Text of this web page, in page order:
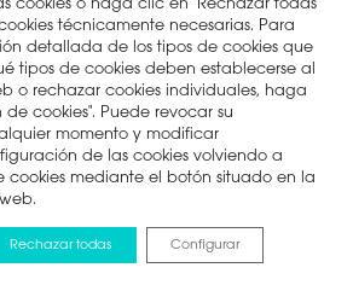
cookies o haga clic en "Rechazar todas"
técnicamente necesarias. Para
detallada de los tipos de cookies que
tipos de cookies deben establecerse al
o rechazar cookies individuales, haga
cookies". Puede revocar su
momento y modificar
de las cookies volviendo a
mediante el botón situado en la
Rechazar todas Configurar